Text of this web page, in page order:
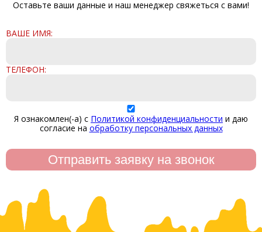
Оставьте ваши данные и наш менеджер свяжеться с вами!
ВАШЕ ИМЯ:
ТЕЛЕФОН:
Я ознакомлен(-а) с Политикой конфиденциальности и даю
согласие на обработку персональных данных